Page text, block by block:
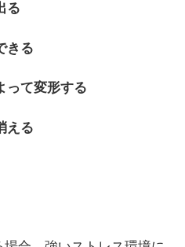
る
きる
って変形する
える